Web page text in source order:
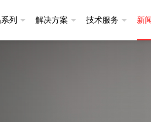
列 解决方案 技术服务 新